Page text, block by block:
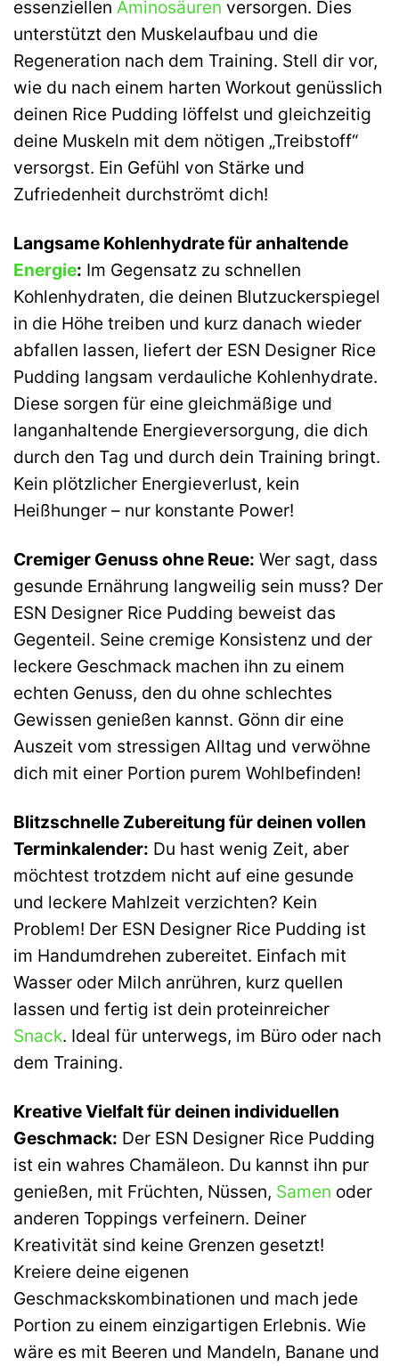
essenziellen Aminosäuren versorgen. Dies
unterstützt den Muskelaufbau und die
Regeneration nach dem Training. Stell dir vor,
wie du nach einem harten Workout genüsslich
deinen Rice Pudding löffelst und gleichzeitig
deine Muskeln mit dem nötigen „Treibstoff“
versorgst. Ein Gefühl von Stärke und
Zufriedenheit durchströmt dich!
Langsame Kohlenhydrate für anhaltende
Energie: Im Gegensatz zu schnellen
Kohlenhydraten, die deinen Blutzuckerspiegel
in die Höhe treiben und kurz danach wieder
abfallen lassen, liefert der ESN Designer Rice
Pudding langsam verdauliche Kohlenhydrate.
Diese sorgen für eine gleichmäßige und
langanhaltende Energieversorgung, die dich
durch den Tag und durch dein Training bringt.
Kein plötzlicher Energieverlust, kein
Heißhunger – nur konstante Power!
Cremiger Genuss ohne Reue: Wer sagt, dass
gesunde Ernährung langweilig sein muss? Der
ESN Designer Rice Pudding beweist das
Gegenteil. Seine cremige Konsistenz und der
leckere Geschmack machen ihn zu einem
echten Genuss, den du ohne schlechtes
Gewissen genießen kannst. Gönn dir eine
Auszeit vom stressigen Alltag und verwöhne
dich mit einer Portion purem Wohlbefinden!
Blitzschnelle Zubereitung für deinen vollen
Terminkalender: Du hast wenig Zeit, aber
möchtest trotzdem nicht auf eine gesunde
und leckere Mahlzeit verzichten? Kein
Problem! Der ESN Designer Rice Pudding ist
im Handumdrehen zubereitet. Einfach mit
Wasser oder Milch anrühren, kurz quellen
lassen und fertig ist dein proteinreicher
Snack. Ideal für unterwegs, im Büro oder nach
dem Training.
Kreative Vielfalt für deinen individuellen
Geschmack: Der ESN Designer Rice Pudding
ist ein wahres Chamäleon. Du kannst ihn pur
genießen, mit Früchten, Nüssen, Samen oder
anderen Toppings verfeinern. Deiner
Kreativität sind keine Grenzen gesetzt!
Kreiere deine eigenen
Geschmackskombinationen und mach jede
Portion zu einem einzigartigen Erlebnis. Wie
wäre es mit Beeren und Mandeln, Banane und